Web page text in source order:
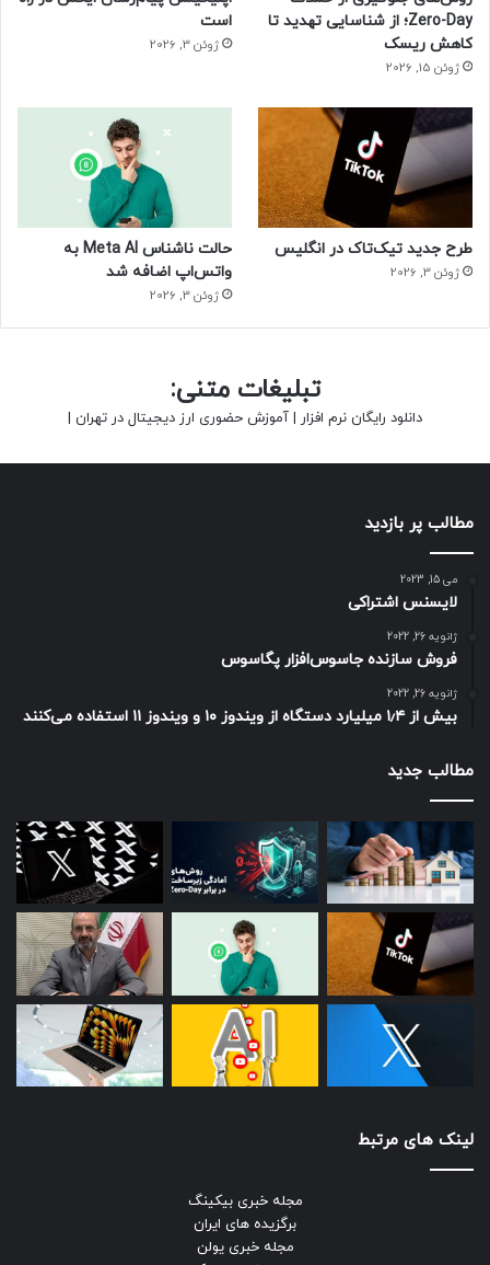
Zero-Day؛ از شناسایی تهدید تا
کاهش ریسک
ژوئن 15, 2026
است
ژوئن 3, 2026
طرح جدید تیک‌تاک در انگلیس
ژوئن 3, 2026
حالت ناشناس Meta AI به
واتس‌اپ اضافه شد
ژوئن 3, 2026
تبلیغات متنی:
دانلود رایگان نرم افزار | آموزش حضوری ارز دیجیتال در تهران |
مطالب پر بازدید
می 15, 2023
لایسنس اشتراکی
ژانویه 26, 2022
فروش سازنده جاسوس‌افزار پگاسوس
ژانویه 26, 2022
بیش از ۱٫۴ میلیارد دستگاه از ویندوز ۱۰ و ویندوز ۱۱ استفاده می‌کنند
مطالب جدید
لینک های مرتبط
مجله خبری بیکینگ
برگزیده های ایران
مجله خبری یولن